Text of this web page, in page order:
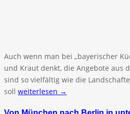
Auch wenn man bei „bayerischer
und Kraut denkt, die Angebote aus
sind so vielfältig wie die
soll weiterlesen →